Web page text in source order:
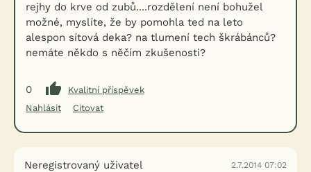
rejhy do krve od zubů....rozdělení není bohužel
možné, myslíte, že by pomohla ted na leto
alespon sítová deka? na tlumení tech škrábánců?
nemáte někdo s něčím zkušenosti?
0
Kvalitní příspěvek
Nahlásit
Citovat
Neregistrovaný uživatel 2.7.2014 07:02